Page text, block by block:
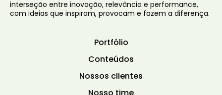
interseção entre inovação, relevância e performance,
com ideias que inspiram, provocam e fazem a diferença.
Portfólio
Conteúdos
Nossos clientes
Nosso time